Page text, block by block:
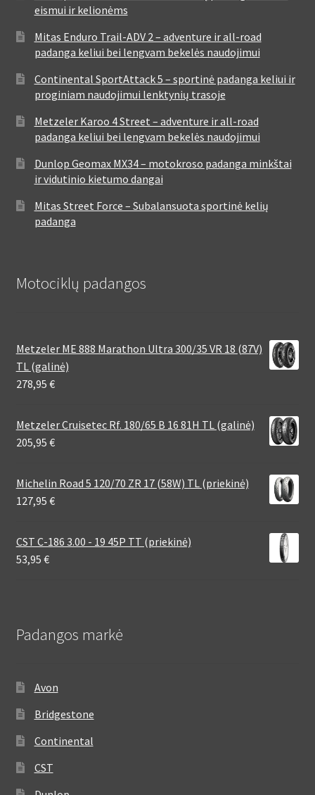
eismui ir kelionėms
Mitas Enduro Trail-ADV 2 – adventure ir all-road
padanga keliui bei lengvam bekelės naudojimui
Continental SportAttack 5 – sportinė padanga keliui ir
proginiam naudojimui lenktynių trasoje
Metzeler Karoo 4 Street – adventure ir all-road
padanga keliui bei lengvam bekelės naudojimui
Dunlop Geomax MX34 – motokroso padanga minkštai
ir vidutinio kietumo dangai
Mitas Street Force – Subalansuota sportinė kelių
padanga
Motociklų padangos
Metzeler ME 888 Marathon Ultra 300/35 VR 18 (87V)
TL (galinė)
278,95 €
Metzeler Cruisetec Rf. 180/65 B 16 81H TL (galinė)
205,95 €
Michelin Road 5 120/70 ZR 17 (58W) TL (priekinė)
127,95 €
CST C-186 3.00 - 19 45P TT (priekinė)
53,95 €
Padangos markė
Avon
Bridgestone
Continental
CST